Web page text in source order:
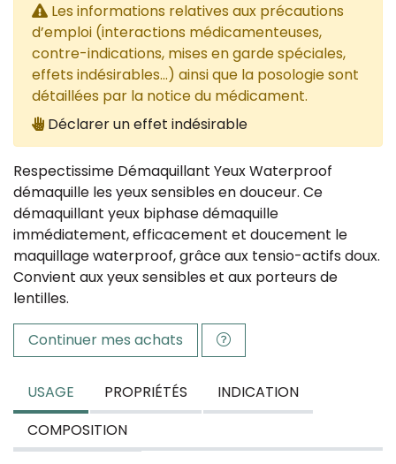
Les informations relatives aux précautions
d’emploi (interactions médicamenteuses,
contre-indications, mises en garde spéciales,
effets indésirables...) ainsi que la posologie sont
détaillées par la notice du médicament.
Déclarer un effet indésirable
Respectissime Démaquillant Yeux Waterproof
démaquille les yeux sensibles en douceur. Ce
démaquillant yeux biphase démaquille
immédiatement, efficacement et doucement le
maquillage waterproof, grâce aux tensio-actifs doux.
Convient aux yeux sensibles et aux porteurs de
lentilles.
Continuer mes achats
USAGE PROPRIÉTÉS
INDICATION
COMPOSITION